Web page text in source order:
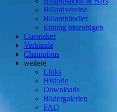
Billardvereine
Billardhändler
Eintrag hinzufügen
Cuemaker
Verbände
Champions
weitere
Links
Historie
Downloads
Bildergalerien
FAQ